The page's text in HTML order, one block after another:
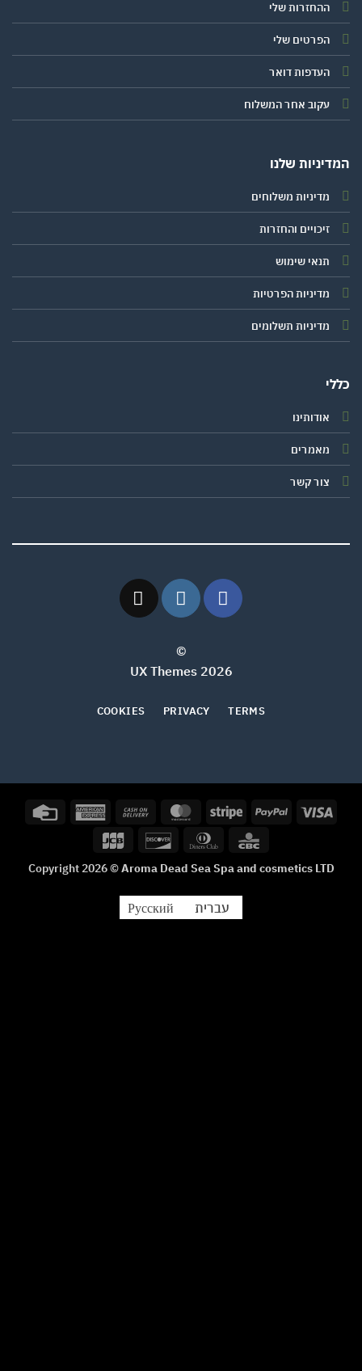
ההחזרות שלי
הפרטים שלי
העדפות דואר
עקוב אחר המשלוח
שלנו
מדיניות משלוחים
זיכויים והחזרות
תנאי שימוש
מדיניות הפרטיות
מדיניות תשלומים
אודותינו
מאמרים
צור קשר
2026 UX Themes
TERMS
PRIVACY
COOKIES
Visa
PayPal
Stripe
MasterCard
Cash
Delivery
American
Credit
CBC
Dinners
Discover
JCB
Copyright 2026 ©Aroma Dead Sea Spa and cosmetics LTD
עברית Русский